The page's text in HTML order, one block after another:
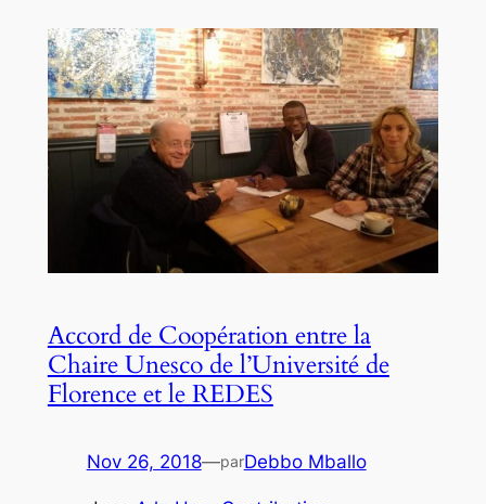
Accord de Coopération entre la
Chaire Unesco de l’Université de
Florence et le REDES
Nov 26, 2018—parDebbo Mballo